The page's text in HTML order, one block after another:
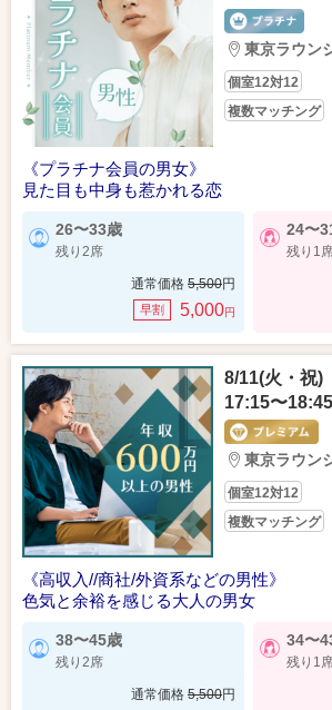
東京ラウン
個室12対12
複数マッチング
《プラチナ会員の男女》
見た目も中身も惹かれる恋
26〜33歳
残り2席
通常価格 5,500円
早割 5,000円
24〜
残り1
8/11(火・祝)
17:15〜18:45
東京ラウン
個室12対12
複数マッチング
《高収入//商社/外資系などの男性》
色気と余裕を感じる大人の男女
38〜45歳
残り2席
通常価格 5,500円
34〜
残り1